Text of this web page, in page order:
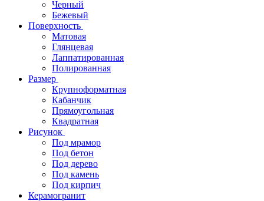
Черный
Бежевый
Поверхность
Матовая
Глянцевая
Лаппатированная
Полированная
Размер
Крупноформатная
Кабанчик
Прямоугольная
Квадратная
Рисунок
Под мрамор
Под бетон
Под дерево
Под камень
Под кирпич
Керамогранит